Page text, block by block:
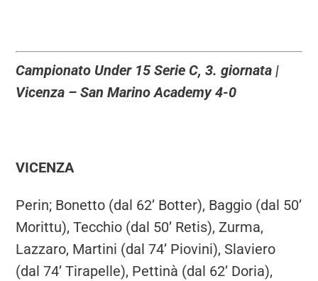
Campionato Under 15 Serie C, 3. giornata |
Vicenza – San Marino Academy 4-0
VICENZA
Perin; Bonetto (dal 62’ Botter), Baggio (dal 50’
Morittu), Tecchio (dal 50’ Retis), Zurma,
Lazzaro, Martini (dal 74’ Piovini), Slaviero
(dal 74’ Tirapelle), Pettinà (dal 62’ Doria),